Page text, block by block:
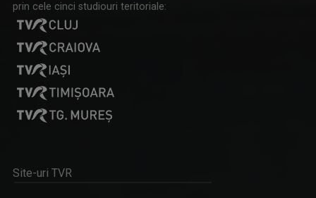
prin cele cinci studiouri teritoriale:
Site-uri TVR